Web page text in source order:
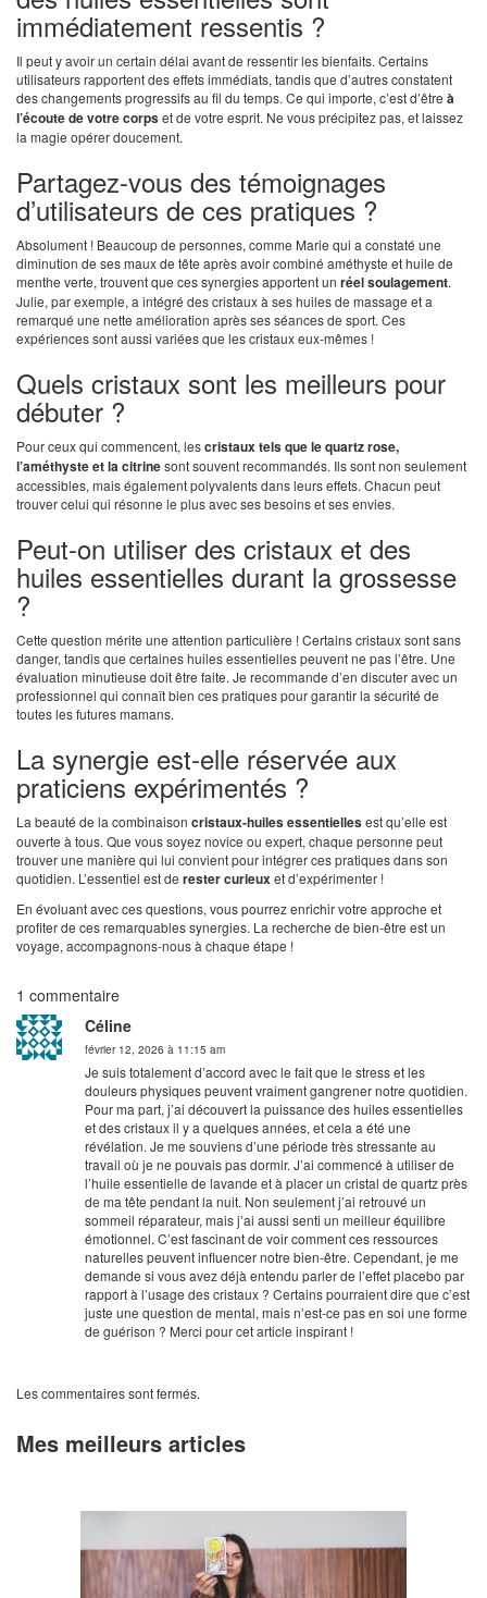
immédiatement ressentis ?
Il peut y avoir un certain délai avant de ressentir les bienfaits. Certains
utilisateurs rapportent des effets immédiats, tandis que d’autres constatent
des changements progressifs au fil du temps. Ce qui importe, c’est d’être à
l’écoute de votre corpset de votre esprit. Ne vous précipitez pas, et laissez
la magie opérer doucement.
Partagez-vous des témoignages
d’utilisateurs de ces pratiques ?
Absolument ! Beaucoup de personnes, comme Marie qui a constaté une
diminution de ses maux de tête après avoir combiné améthyste et huile de
menthe verte, trouvent que ces synergies apportent un réel soulagement.
Julie, par exemple, a intégré des cristaux à ses huiles de massage et a
remarqué une nette amélioration après ses séances de sport. Ces
expériences sont aussi variées que les cristaux eux-mêmes !
Quels cristaux sont les meilleurs pour
débuter ?
Pour ceux qui commencent, lescristaux tels que le quartz rose,
l’améthyste et la citrinesont souvent recommandés. Ils sont non seulement
accessibles, mais également polyvalents dans leurs effets. Chacun peut
trouver celui qui résonne le plus avec ses besoins et ses envies.
Peut-on utiliser des cristaux et des
huiles essentielles durant la grossesse
?
Cette question mérite une attention particulière ! Certains cristaux sont sans
danger, tandis que certaines huiles essentielles peuvent ne pas l’être. Une
évaluation minutieuse doit être faite. Je recommande d’en discuter avec un
professionnel qui connaît bien ces pratiques pour garantir la sécurité de
toutes les futures mamans.
La synergie est-elle réservée aux
praticiens expérimentés ?
La beauté de la combinaison cristaux-huiles essentiellesest qu’elle est
ouverte à tous. Que vous soyez novice ou expert, chaque personne peut
trouver une manière qui lui convient pour intégrer ces pratiques dans son
quotidien. L’essentiel est de rester curieuxet d’expérimenter !
En évoluant avec ces questions, vous pourrez enrichir votre approche et
profiter de ces remarquables synergies. La recherche de bien-être est un
voyage, accompagnons-nous à chaque étape !
1 commentaire
Céline
février 12, 2026 à 11:15 am
Je suis totalement d’accord avec le fait que le stress et les
douleurs physiques peuvent vraiment gangrener notre quotidien.
Pour ma part, j’ai découvert la puissance des huiles essentielles
et des cristaux il y a quelques années, et cela a été une
révélation. Je me souviens d’une période très stressante au
travail où je ne pouvais pas dormir. J’ai commencé à utiliser de
l’huile essentielle de lavande et à placer un cristal de quartz près
de ma tête pendant la nuit. Non seulement j’ai retrouvé un
sommeil réparateur, mais j’ai aussi senti un meilleur équilibre
émotionnel. C’est fascinant de voir comment ces ressources
naturelles peuvent influencer notre bien-être. Cependant, je me
demande si vous avez déjà entendu parler de l’effet placebo par
rapport à l’usage des cristaux ? Certains pourraient dire que c’est
juste une question de mental, mais n’est-ce pas en soi une forme
de guérison ? Merci pour cet article inspirant !
Les commentaires sont fermés.
Mes meilleurs articles